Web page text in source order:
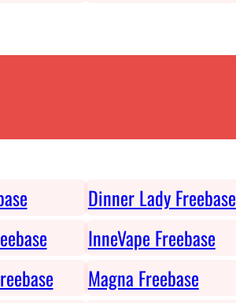
Dinner Lady Freebase
InneVape Freebase
Magna Freebase